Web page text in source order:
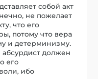
собой акт
не пожелает
что его
потому что вера
и детерминизму.
должен
его
ибо